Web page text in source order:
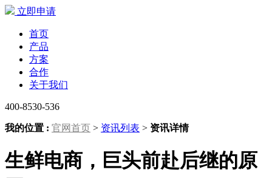
立即申请
首页
产品
方案
合作
关于我们
400-8530-536
我的位置 : 官网首页 > 资讯列表 > 资讯详情
生鲜电商，巨头前赴后继的原